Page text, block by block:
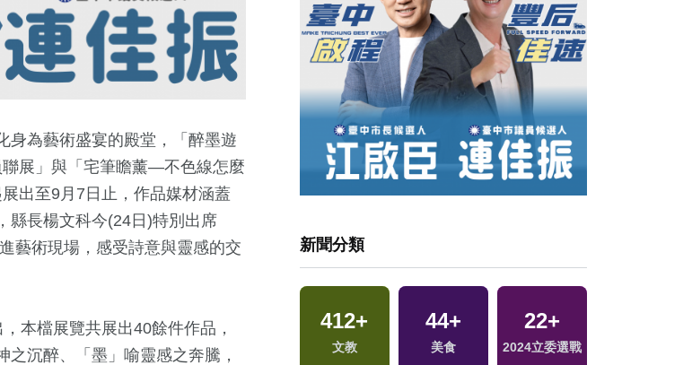
身為藝術盛宴的殿堂，「醉墨遊
展」與「宅筆瞻薰—不色線怎麼
出至9月7日止，作品媒材涵蓋
縣長楊文科今(24日)特別出席
藝術現場，感受詩意與靈感的交
本檔展覽共展出40餘件作品，
沉醉、「墨」喻靈感之奔騰，
新聞分類
421+
綜合
10+
評論 兩岸藝苑天地
412+
文教
44+
美食
22+
2024立委選戰